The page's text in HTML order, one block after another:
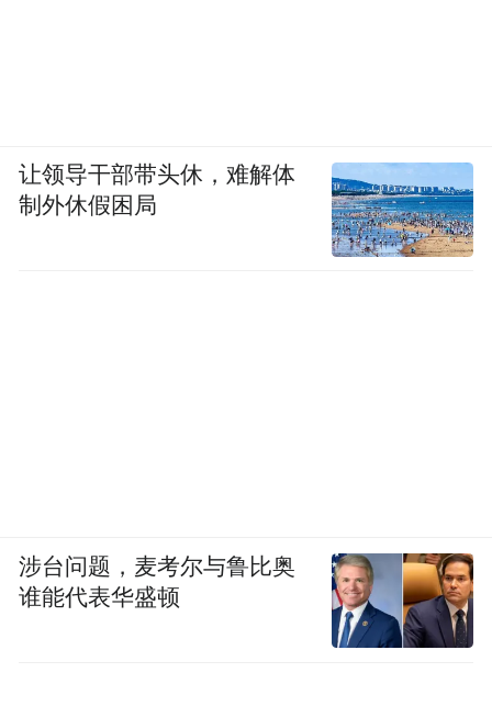
让领导干部带头休，难解体
制外休假困局
涉台问题，麦考尔与鲁比奥
谁能代表华盛顿